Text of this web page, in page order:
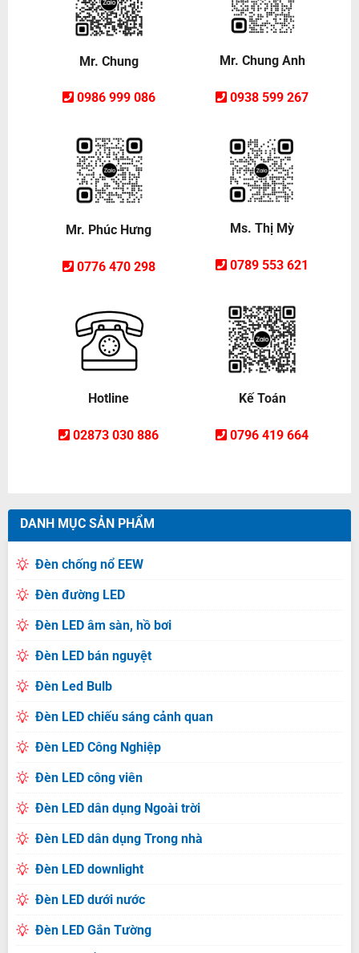
Mr. Chung
0986 999 086
Mr. Chung Anh
0938 599 267
Mr. Phúc Hưng
0776 470 298
Ms. Thị Mỳ
0789 553 621
Hotline
02873 030 886
Kế Toán
0796 419 664
DANH MỤC SẢN PHẨM
Đèn chống nổ EEW
Đèn đường LED
Đèn LED âm sàn, hồ bơi
Đèn LED bán nguyệt
Đèn Led Bulb
Đèn LED chiếu sáng cảnh quan
Đèn LED Công Nghiệp
Đèn LED công viên
Đèn LED dân dụng Ngoài trời
Đèn LED dân dụng Trong nhà
Đèn LED downlight
Đèn LED dưới nước
Đèn LED Gắn Tường